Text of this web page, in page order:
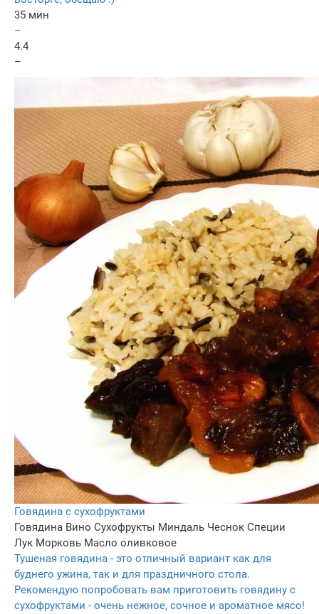
35 мин
–
4.4
–
Говядина с сухофруктами
Говядина Вино Сухофрукты Миндаль Чеснок Специи
Лук Морковь Масло оливковое
Тушеная говядина - это отличный вариант как для
буднего ужина, так и для праздничного стола.
Рекомендую попробовать вам приготовить говядину с
сухофруктами - очень нежное, сочное и ароматное мясо!